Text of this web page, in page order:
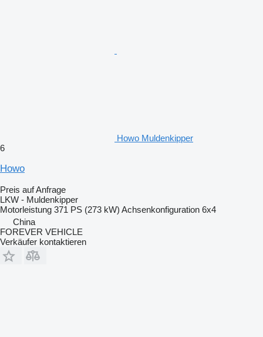
Howo Muldenkipper
6
Howo
Preis auf Anfrage
LKW - Muldenkipper
Motorleistung 371 PS (273 kW) Achsenkonfiguration 6x4
China
FOREVER VEHICLE
Verkäufer kontaktieren